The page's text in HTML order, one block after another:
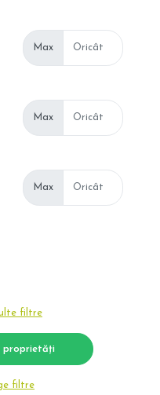
Max
Max
Max
filtre
filtre